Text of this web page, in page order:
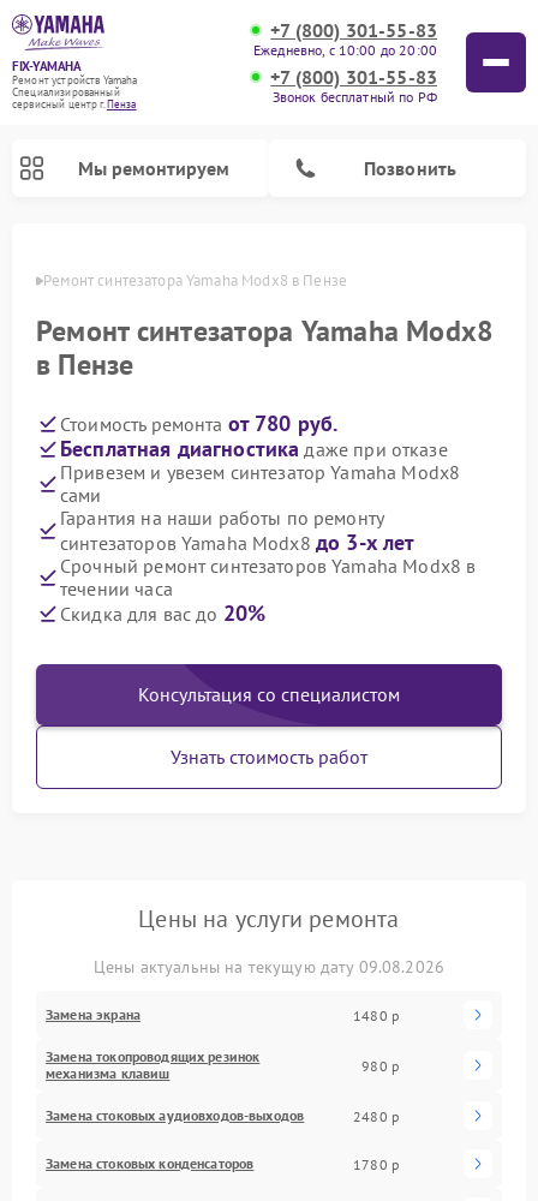
FIX-YAMAHA
Ремонт устройств Yamaha
Специализированный
cервисный центр г.Пенза
+7 (800) 301-55-83
Ежедневно, с 10:00 до 20:00
+7 (800) 301-55-83
Звонок бесплатный по РФ
Мы ремонтируем Позвонить
Ремонт синтезатора Yamaha Modx8 в Пензе
Ремонт синтезатора Yamaha Modx8
в Пензе
Стоимость ремонта от 780 руб.
Бесплатная диагностика даже при отказе
Привезем и увезем синтезатор Yamaha Modx8
сами
Гарантия на наши работы по ремонту
синтезаторов Yamaha Modx8 до 3-х лет
Срочный ремонт синтезаторов Yamaha Modx8 в
течении часа
Скидка для вас до 20%
Консультация со специалистом
Узнать стоимость работ
Цены на услуги ремонта
Цены актуальны на текущую дату 09.08.2026
Замена экрана 1480 р
Замена токопроводящих резинок
механизма клавиш
980 р
Замена стоковых аудиовходов-выходов 2480 р
Замена стоковых конденсаторов 1780 р